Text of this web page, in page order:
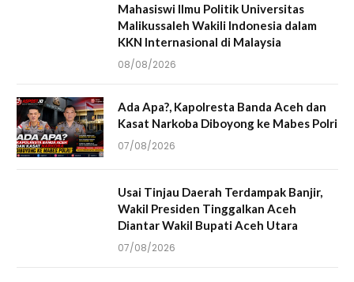
Mahasiswi Ilmu Politik Universitas
Malikussaleh Wakili Indonesia dalam
KKN Internasional di Malaysia
08/08/2026
Ada Apa?, Kapolresta Banda Aceh dan
Kasat Narkoba Diboyong ke Mabes Polri
07/08/2026
Usai Tinjau Daerah Terdampak Banjir,
Wakil Presiden Tinggalkan Aceh
Diantar Wakil Bupati Aceh Utara
07/08/2026